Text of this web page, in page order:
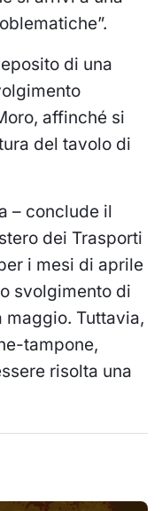
di una
affinché si
del tavolo di
– conclude il
dei Trasporti
i mesi di aprile
svolgimento di
Tuttavia,
tampone,
risolta una